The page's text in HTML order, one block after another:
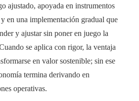
ajustado, apoyada en instrumentos
en una implementación gradual que
y ajustar sin poner en juego la
se aplica con rigor, la ventaja
en valor sostenible; sin ese
termina derivando en
operativas.